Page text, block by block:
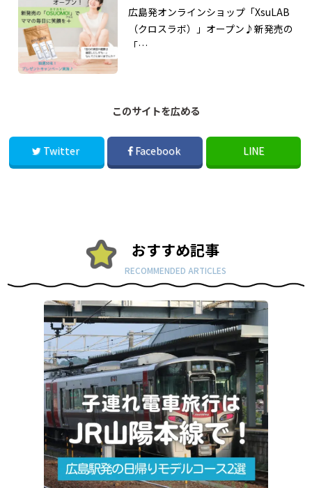
広島発オンラインショップ「XsuLAB
（クロスラボ）」オープン♪新発売の
「…
このサイトを広める
Twitter Facebook LINE
おすすめ記事
RECOMMENDED ARTICLES